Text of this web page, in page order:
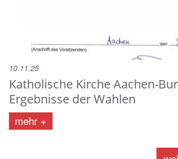
Katholische Kirche Aachen-
Ergebnisse der Wahlen
10.11.25
mehr